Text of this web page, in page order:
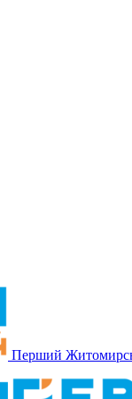
Перший